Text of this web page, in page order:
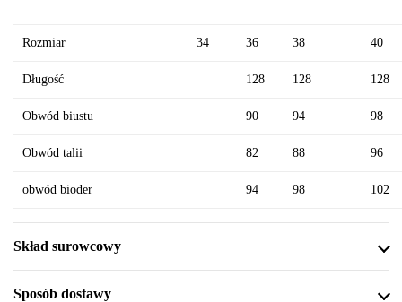
Rozmiar 34 36 38 40
Długość 128 128 128
Obwód biustu 90 94 98
Obwód talii 82 88 96
obwód bioder 94 98 102
Skład surowcowy
Sposób dostawy